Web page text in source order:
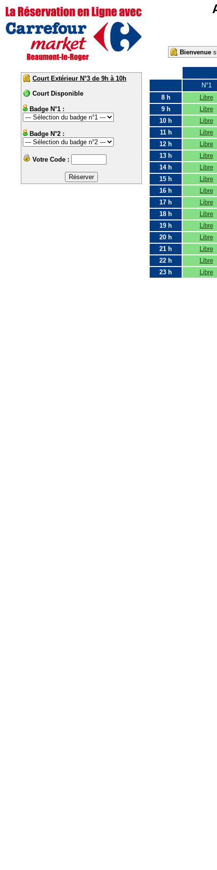
Bienvenue
Court Extérieur N°3 de 9h à 10h
Court Disponible
Badge N°1 :
Badge N°2 :
Votre Code :
N°1
8 h
Libre
9 h
Libre
10 h
Libre
11 h
Libre
12 h
Libre
13 h
Libre
14 h
Libre
15 h
Libre
16 h
Libre
17 h
Libre
18 h
Libre
19 h
Libre
20 h
Libre
21 h
Libre
22 h
Libre
23 h
Libre